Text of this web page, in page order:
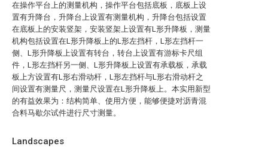
在操作平台上的测量机构，操作平台包括底板，底板上设
置有升降台，升降台上设置有测量机构，升降台包括设置
在底板上的安装竖架，安装竖架上设置有L形升降板，测量
机构包括设置在L形升降板上的L形左挡杆，L形左挡杆一
侧、L形升降板上设置有转台，转台上设置有游标卡尺组
件，L形左挡杆另一侧、L形升降板上设置有承载板，承载
板上方设置有L形右滑动杆，L形左挡杆与L形右滑动杆之
间设置有测量尺，测量尺设置在L形升降板上。本实用新型
的有益效果为：结构简单、使用方便，能够便捷对沥青混
合料马歇尔试件进行尺寸测量。
Landscapes